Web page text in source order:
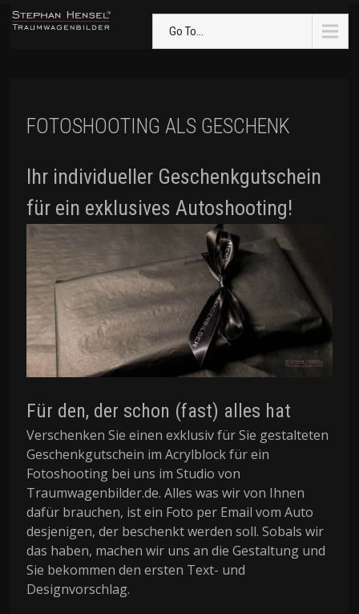
Go To...
FOTOSHOOTING ALS GESCHENK
Ihr individueller Geschenkgutschein
für ein exklusives Autoshooting!
Für den, der schon (fast) alles hat
Verschenken Sie einen exklusiv für Sie gestalteten
Geschenkgutschein im Acrylblock für ein
Fotoshooting bei uns im Studio von
Traumwagenbilder.de. Alles was wir von Ihnen
dafür brauchen, ist ein Foto per Email vom Auto
desjenigen, der beschenkt werden soll. Sobals wir
das haben, machen wir uns an die Gestaltung und
Sie bekommen den ersten Text- und
Designvorschlag.